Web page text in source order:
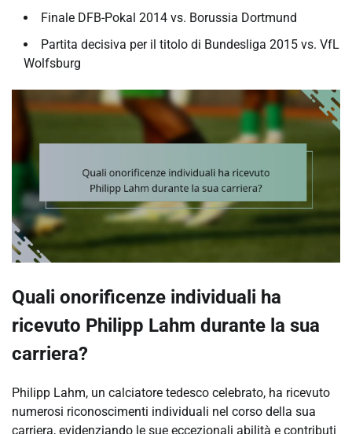
Finale DFB-Pokal 2014 vs. Borussia Dortmund
Partita decisiva per il titolo di Bundesliga 2015 vs. VfL
Wolfsburg
Quali onorificenze individuali ha
ricevuto Philipp Lahm durante la sua
carriera?
Philipp Lahm, un calciatore tedesco celebrato, ha ricevuto
numerosi riconoscimenti individuali nel corso della sua
carriera, evidenziando le sue eccezionali abilità e contributi